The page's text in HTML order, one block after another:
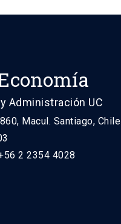
Administración UC
Macul. Santiago, Chile
2 2354 4028